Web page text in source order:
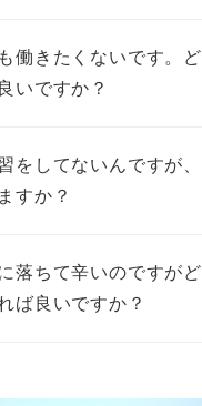
働きたくないです。ど
いですか？
をしてないんですが、
すか？
落ちて辛いのですがど
ば良いですか？